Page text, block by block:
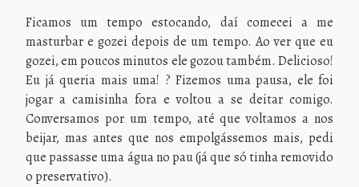
Ficamos um tempo estocando, daí comecei a me
masturbar e gozei depois de um tempo. Ao ver que eu
gozei, em poucos minutos ele gozou também. Delicioso!
Eu já queria mais uma! ? Fizemos uma pausa, ele foi
jogar a camisinha fora e voltou a se deitar comigo.
Conversamos por um tempo, até que voltamos a nos
beijar, mas antes que nos empolgássemos mais, pedi
que passasse uma água no pau (já que só tinha removido
o preservativo).